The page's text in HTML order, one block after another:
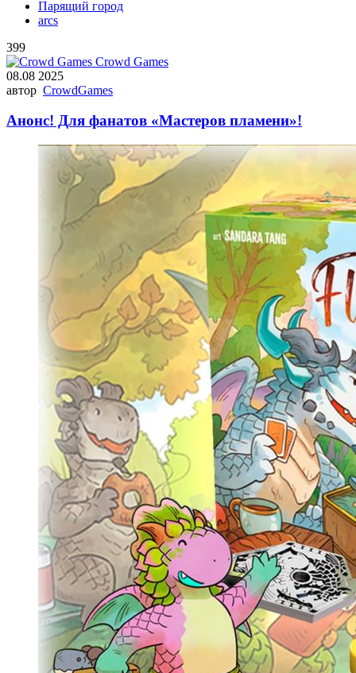
Парящий город
arcs
399
Crowd Games
08.08 2025
автор CrowdGames
Анонс! Для фанатов «Мастеров пламени»!